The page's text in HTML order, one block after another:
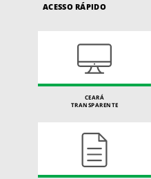
ACESSO RÁPIDO
CEARÁ
TRANSPARENTE